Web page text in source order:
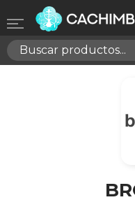
Registrarse
Necesitas hacer